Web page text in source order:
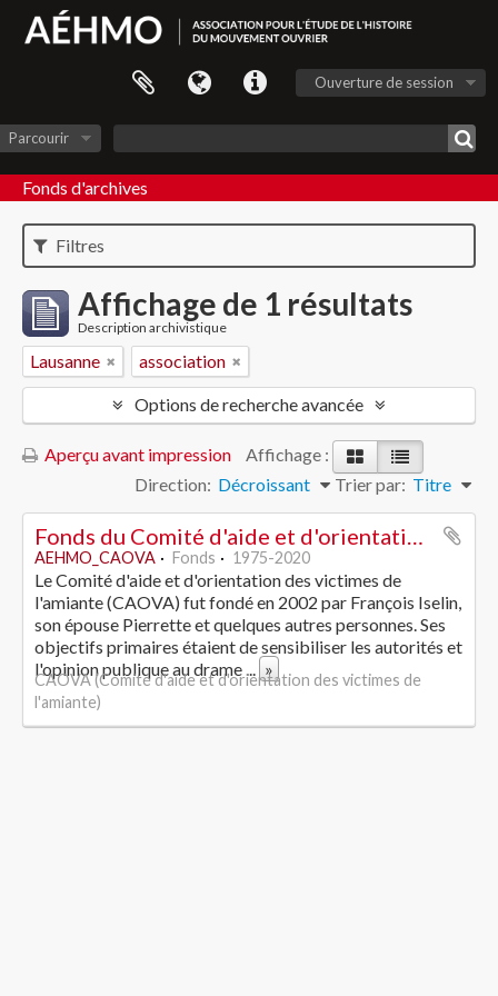
Ouverture de session
Parcourir
Fonds d'archives
Filtres
Affichage de 1 résultats
Description archivistique
Lausanne association
Options de recherche avancée
Aperçu avant impression
Affichage :
Trier par: Titre
Direction: Décroissant
Fonds du Comité d'aide et d'orientation des victimes de l'amiante
AEHMO_CAOVA Fonds 1975-2020
Le Comité d'aide et d'orientation des victimes de
l'amiante (CAOVA) fut fondé en 2002 par François Iselin,
son épouse Pierrette et quelques autres personnes. Ses
objectifs primaires étaient de sensibiliser les autorités et
l'opinion publique au drame... »
CAOVA (Comité d'aide et d'orientation des victimes de
l'amiante)